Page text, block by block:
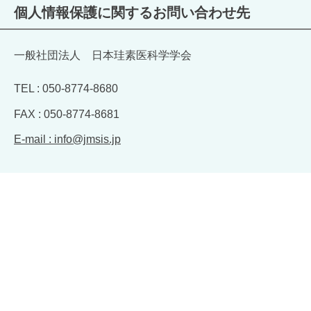
個人情報保護に関するお問い合わせ先
TEL : 050-8774-8680
FAX : 050-8774-8681
E-mail : info@jmsis.jp
​一般社団法人 日本珪素医科学学会